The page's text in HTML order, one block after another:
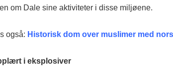
om Dale sine aktiviteter i disse miljøene.
også: Historisk dom over muslimer med
i eksplosiver